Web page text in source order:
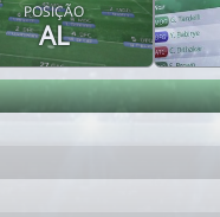
POSIÇÃO
AL